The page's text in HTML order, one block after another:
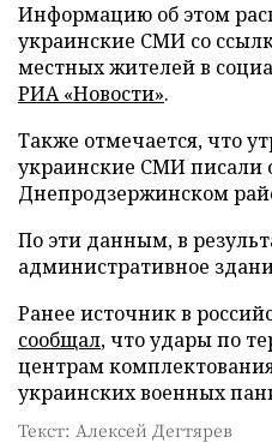
Информацию об этом
украинские СМИ со
местных жителей в
РИА «Новости».
Также отмечается, что
украинские СМИ писали
Днепродзержинском
По эти данным, в
административное
Ранее источник в
сообщал, что удары по
центрам
украинских военных
Текст: Алексей Дегтярев